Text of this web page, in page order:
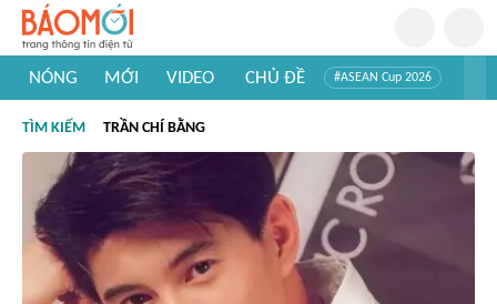
NÓNG MỚI VIDEO CHỦ ĐỀ #ASEAN Cup 2026
#Khám phá thế giới
TÌM KIẾM TRẦN CHÍ BẰNG